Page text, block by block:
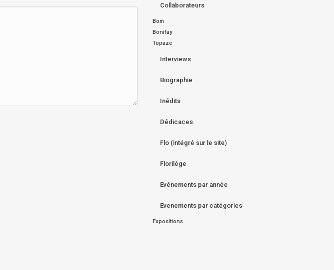
Collaborateurs
Bom
Bonifay
Topaze
Interviews
Biographie
Inédits
Dédicaces
Flo (intégré sur le site)
Florilège
Evénements par année
Evenements par catégories
Expositions